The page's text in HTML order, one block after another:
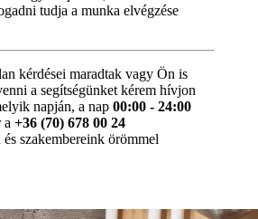
tudja a munka elvégzése
kérdései maradtak vagy Ön is
a segítségünket kérem hívjon
napján, a nap 00:00 - 24:00
a +36 (70) 678 00 24
szakembereink örömmel